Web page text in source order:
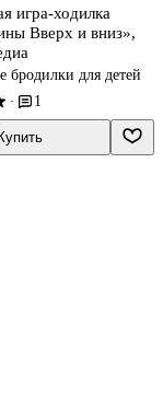
игра-ходилка
Вверх и вниз»,
бродилки для детей
· 1